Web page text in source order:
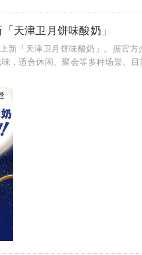
天津卫月饼味酸奶」
新「天津卫月饼味酸奶」。据官
，适合休闲、聚会等多种场景。